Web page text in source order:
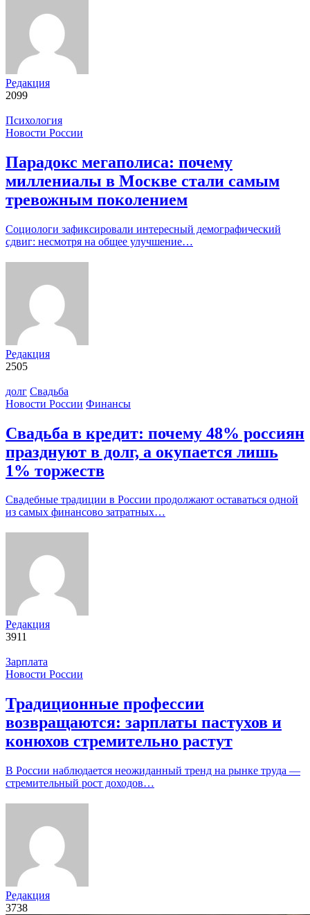
Редакция
2099
Психология
Новости России
Парадокс мегаполиса: почему
миллениалы в Москве стали самым
тревожным поколением
Социологи зафиксировали интересный демографический
сдвиг: несмотря на общее улучшение…
Редакция
2505
долг Свадьба
Новости России Финансы
Свадьба в кредит: почему 48% россиян
празднуют в долг, а окупается лишь
1% торжеств
Свадебные традиции в России продолжают оставаться одной
из самых финансово затратных…
Редакция
3911
Зарплата
Новости России
Традиционные профессии
возвращаются: зарплаты пастухов и
конюхов стремительно растут
В России наблюдается неожиданный тренд на рынке труда —
стремительный рост доходов…
Редакция
3738